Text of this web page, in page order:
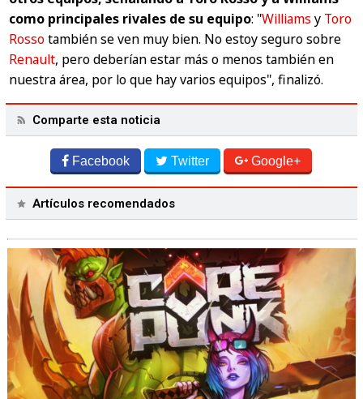
como principales rivales de su equipo: "Williams y Toro
Rossotambién se ven muy bien. No estoy seguro sobre
Renault, pero deberían estar más o menos también en
nuestra área, por lo que hay varios equipos", finalizó.
Comparte esta noticia
Facebook Twitter Google+
Artículos recomendados